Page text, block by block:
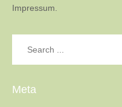
Impressum.
Meta